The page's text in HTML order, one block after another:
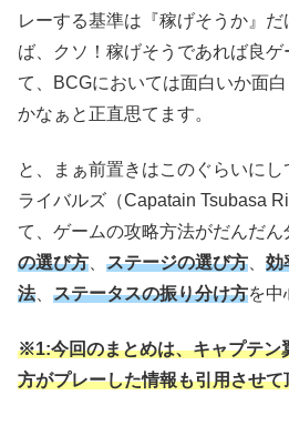
レーする基準は『稼げそうか』
ば、クソ！稼げそうであれば良
て、BCGにおいては面白いか面
かなぁと正直思てます。
と、まぁ前置きはこのぐらいに
ライバルズ（Capatain Tsubasa
て、ゲームの攻略方法がだんだん
の選び方
ステージの選び方
効
法、 ステータスの振り分け方を中
※1:今回のまとめは、キャプテ
方がプレーした情報も引用させ